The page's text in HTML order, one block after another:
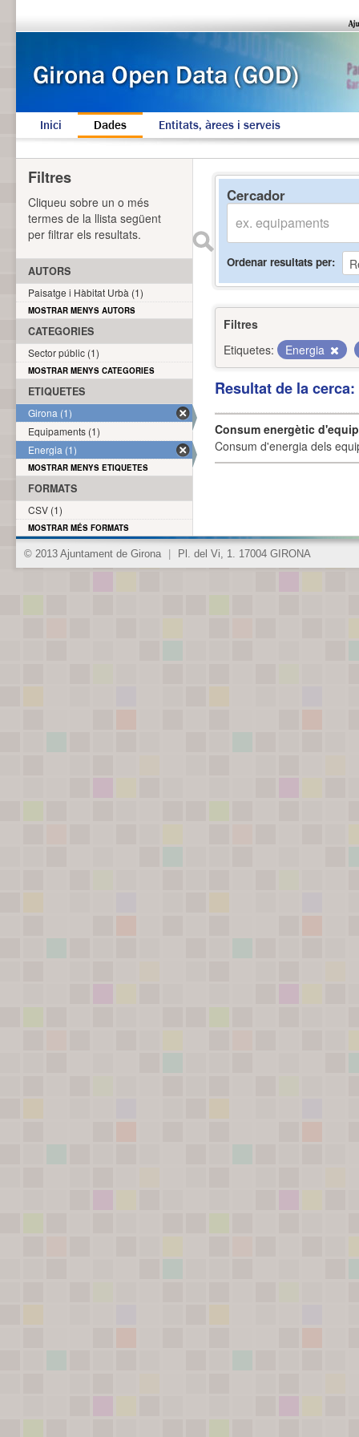
Inici Dades Entitats, àrees i serveis
Cercador
Ordenar resultats per
Filtres
Etiquetes:
Energia
Resultat de la
Consum energètic
Consum d'energia dels
Filtres
Cliqueu sobre un o més
termes de la llista següent
per filtrar els resultats.
AUTORS
Paisatge i Hàbitat Urbà (1)
MOSTRAR MENYS AUTORS
CATEGORIES
Sector públic (1)
MOSTRAR MENYS CATEGORIES
ETIQUETES
Girona (1)
Equipaments (1)
Energia (1)
MOSTRAR MENYS ETIQUETES
FORMATS
CSV (1)
MOSTRAR MÉS FORMATS
© 2013 Ajuntament de Girona Pl. del Vi, 1. 17004 GIRONA